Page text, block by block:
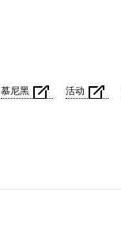
慕尼黑 活动